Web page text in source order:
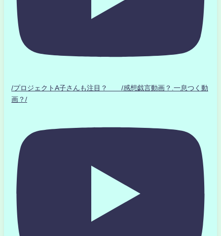
/プロジェクトA子さんも注目？ /感想戯言動画？.一息つく動
画？/